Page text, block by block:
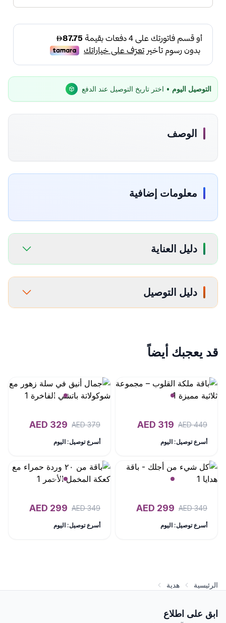
التوصيل اليوم • اختر تاريخ التوصيل عند الدفع
الوصف
معلومات إضافية
دليل العناية
دليل التوصيل
قد يعجبك أيضاً
449
AED
319
أسرع توصيل: اليوم
379
AED
329
أسرع توصيل: اليوم
349
AED
299
أسرع توصيل: اليوم
349
AED
299
أسرع توصيل: اليوم
الرئيسية هدية
ابق على اطلاع